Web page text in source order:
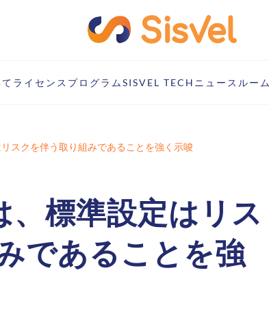
ライセンスプログラム SISVEL TECH ニュースルーム
スクを伴う取り組みであることを強く示唆
、標準設定はリス
であることを強